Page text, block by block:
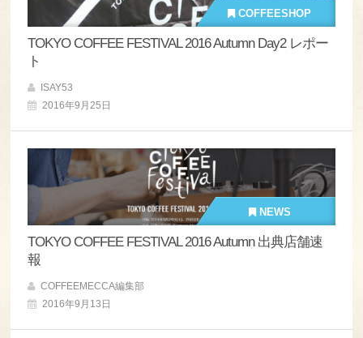
COFFEESHOP
TOKYO COFFEE FESTIVAL 2016 Autumn Day2 レポー
ト
ISAY53
2016年9月25日
NEWS
TOKYO COFFEE FESTIVAL 2016 Autumn 出典店舗速
報
COFFEEMECCA編集部
2016年9月13日